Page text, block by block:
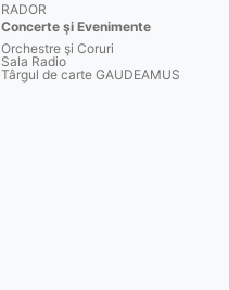
RADOR
Concerte şi Evenimente
Orchestre şi Coruri
Sala Radio
Târgul de carte GAUDEAMUS